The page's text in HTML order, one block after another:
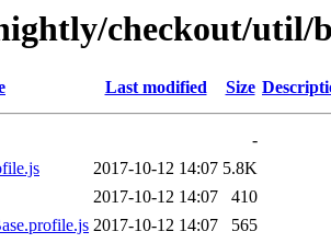
checkout/util/
Last modified Size
-
2017-10-12 14:07 5.8K
2017-10-12 14:07
410
2017-10-12 14:07
565